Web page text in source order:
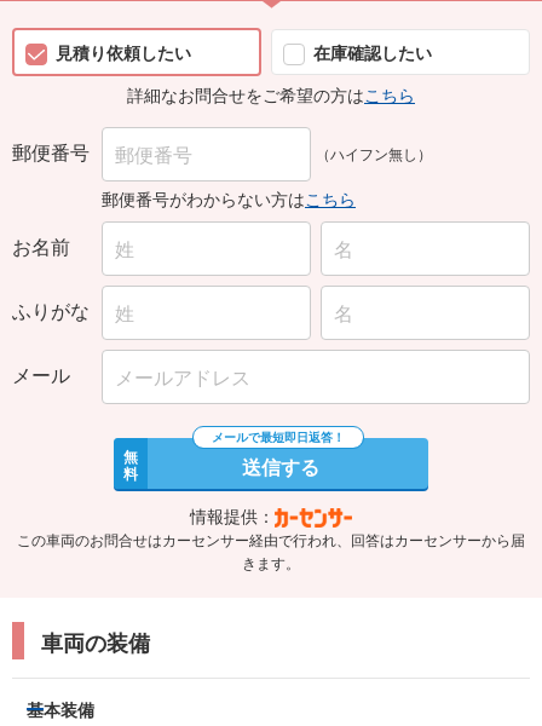
見積り依頼したい
在庫確認したい
詳細なお問合せをご希望の方はこちら
郵便番号 （ハイフン無し）
郵便番号がわからない方はこちら
お名前
ふりがな
メール
無
料 送信する
情報提供：
この車両のお問合せはカーセンサー経由で行われ、回答はカーセンサーから届
きます。
車両の装備
基本装備